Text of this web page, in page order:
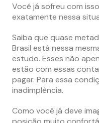
Você já sofreu com
exatamente nessa
Saiba que quase
Brasil está nessa
estudo. Esses não
estão com essas
pagar. Para essa
inadimplência.
Como você já deve